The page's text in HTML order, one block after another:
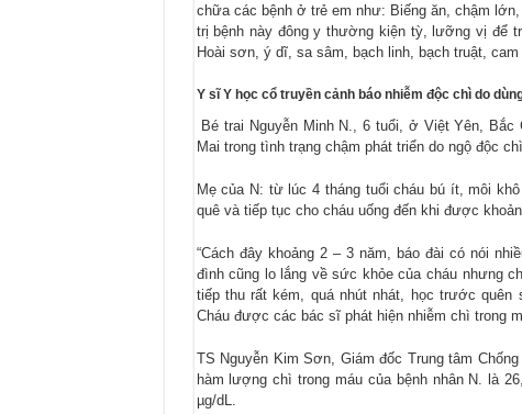
chữa các bệnh ở trẻ em như: Biếng ăn, chậm
trị bệnh này đông y thường kiện tỳ, lưỡng vị để
Hoài sơn, ý dĩ, sa sâm, bạch linh, bạch truật,
Y sĩ Y học cổ truyền cảnh báo nhiễm độc chì do
Bé trai Nguyễn Minh N., 6 tuổi, ở Việt Yên,
Mai trong tình trạng chậm phát triển do ngộ độc
Mẹ của N: từ lúc 4 tháng tuổi cháu bú ít, môi
quê và tiếp tục cho cháu uống đến khi được
“Cách đây khoảng 2 – 3 năm, báo đài có nói
đình cũng lo lắng về sức khỏe của cháu nhưng
tiếp thu rất kém, quá nhút nhát, học trước quên
Cháu được các bác sĩ phát hiện nhiễm chì trong
TS Nguyễn Kim Sơn, Giám đốc Trung tâm
hàm lượng chì trong máu của bệnh nhân N. là
µg/dL.